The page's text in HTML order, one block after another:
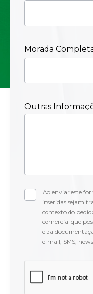
Morada
Outras
Ao enviar este
inseridas sejam
contexto do
comercial que
e da
e-mail, SMS,